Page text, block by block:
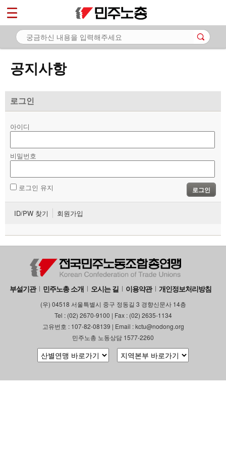
공지사항
로그인
아이디
비밀번호
로그인 유지 로그인
ID/PW 찾기 회원가입
부설기관 민주노총 소개 오시는 길 이용약관 개인정보처리방침
(우) 04518 서울특별시 중구 정동길 3 경향신문사 14층
Tel : (02) 2670-9100 | Fax : (02) 2635-1134
고유번호 : 107-82-08139 | Email : kctu@nodong.org
민주노총 노동상담 1577-2260
마이페이지
소개
- 공지사항
- 성명·보도
자료
부설기관
업무